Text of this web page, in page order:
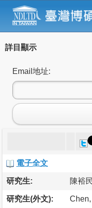
詳目顯示
Email地址:
電子全文
研究生: 陳裕
研究生(外文):